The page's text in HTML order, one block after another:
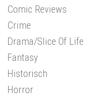
Comic Reviews
Crime
Drama/Slice Of Life
Fantasy
Historisch
Horror